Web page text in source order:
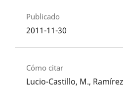
Publicado
2011-11-30
Cómo citar
Lucio-Castillo, M.,